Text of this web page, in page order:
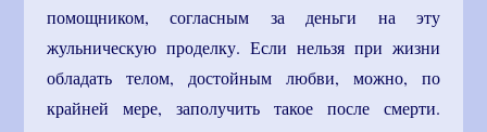
помощником, согласным за деньги на эту
жульническую проделку. Если нельзя при жизни
обладать телом, достойным любви, можно, по
крайней мере, заполучить такое после смерти.